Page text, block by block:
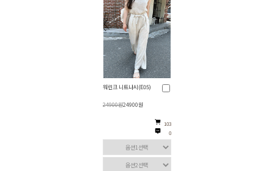
워린크 니트나시(E05)
24900원24900원
103
0